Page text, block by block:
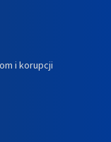
i korupcji